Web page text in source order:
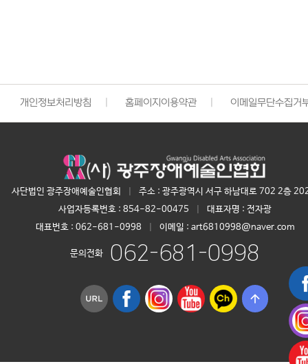
개인정보처리방침 홈페이지이용약관 이메일무단수집거
사단법인 광주장애예술인협회
주소 : 광주광역시 서구 하남대로 702 2층
사업자등록번호 : 854-82-00475 대표자명 : 전자광
대표번호 : 062-681-0998 이메일 : art6810998@naver.com
문의전화 062-681-0998
arrow_upward